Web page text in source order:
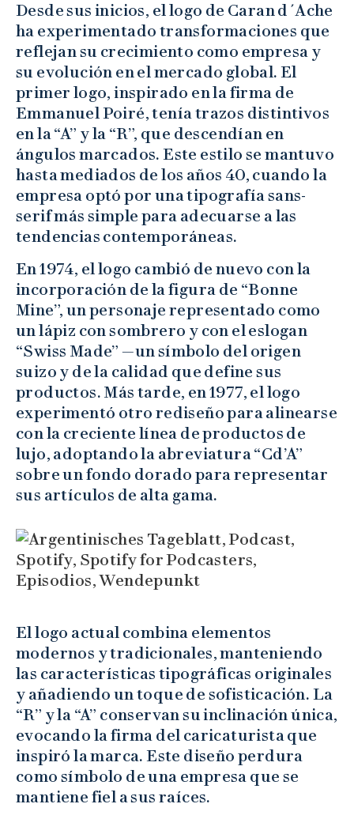
Desde sus inicios, el logo de Caran d´Ache
ha experimentado transformaciones que
reflejan su crecimiento como empresa y
su evolución en el mercado global. El
primer logo, inspirado en la firma de
Emmanuel Poiré, tenía trazos distintivos
en la “A” y la “R”, que descendían en
ángulos marcados. Este estilo se mantuvo
hasta mediados de los años 40, cuando la
empresa optó por una tipografía sans-
serif más simple para adecuarse a las
tendencias contemporáneas.
En 1974, el logo cambió de nuevo con la
incorporación de la figura de “Bonne
Mine”, un personaje representado como
un lápiz con sombrero y con el eslogan
“Swiss Made” —un símbolo del origen
suizo y de la calidad que define sus
productos. Más tarde, en 1977, el logo
experimentó otro rediseño para alinearse
con la creciente línea de productos de
lujo, adoptando la abreviatura “Cd’A”
sobre un fondo dorado para representar
sus artículos de alta gama.
El logo actual combina elementos
modernos y tradicionales, manteniendo
las características tipográficas originales
y añadiendo un toque de sofisticación. La
“R” y la “A” conservan su inclinación única,
evocando la firma del caricaturista que
inspiró la marca. Este diseño perdura
como símbolo de una empresa que se
mantiene fiel a sus raíces.